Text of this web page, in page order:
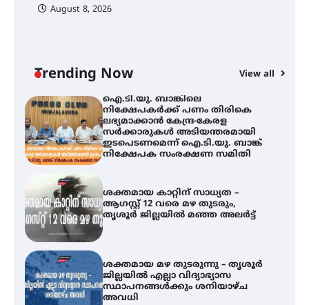
August 8, 2026
Trending Now View all
ഐ.ടി.യു. ബാങ്കിലെ
നിക്ഷേപകർക്ക് പണം തിരികെ
ലഭ്യമാക്കാൻ കേന്ദ്ര-കേരള
സർക്കാരുകൾ അടിയന്തരമായി
ഇടപെടണമെന്ന് ഐ.ടി.യു. ബാങ്ക്
നിക്ഷേപക സംരക്ഷണ സമിതി
ശക്തമായ കാറ്റിന് സാധ്യത –
ആഗസ്റ്റ് 12 വരെ മഴ തുടരും,
തൃശൂർ ജില്ലയിൽ മഞ്ഞ അലർട്ട്
ശക്തമായ മഴ തുടരുന്നു – തൃശൂർ
ജില്ലയിൽ എല്ലാ വിദ്യാഭ്യാസ
സ്ഥാപനങ്ങൾക്കും ശനിയാഴ്ച
അവധി